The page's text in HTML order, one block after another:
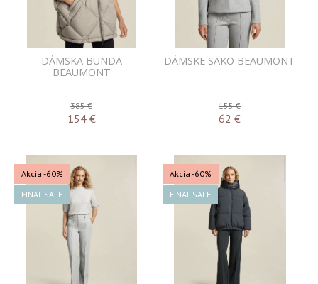
DÁMSKA BUNDA
BEAUMONT
385 €
154 €
DÁMSKE SAKO BEAUMONT
155 €
62 €
Akcia -60%
FINAL SALE
Akcia -60%
FINAL SALE